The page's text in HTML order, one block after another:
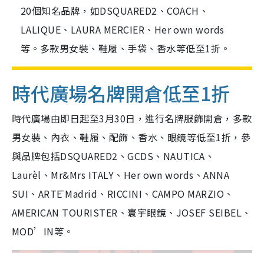
20個知名品牌，如DSQUARED2、COACH、
LALIQUE、LAURA MERCIER、Her own words
等。多款男女裝、鞋履、手袋、香水等低至1折。
時代廣場名牌開倉低至1折
時代廣場由即日起至3月30日，進行名牌服飾開倉，多款
男女裝、內衣、鞋履、配飾、香水、眼鏡等低至1折，參
與品牌包括DSQUARED2、GCDS、NAUTICA、
Laurèl、Mr&Mrs ITALY、Her own words、ANNA
SUI、ARTĒ Madrid、RICCINI、CAMPO MARZIO、
AMERICAN TOURISTER、寰宇眼鏡、JOSEF SEIBEL、
MOD’IN等。